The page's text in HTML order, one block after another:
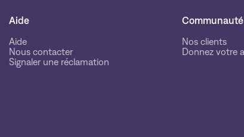
Aide
Aide
Nous contacter
Signaler une réclamation
Communauté
Nos clients
Donnez votre